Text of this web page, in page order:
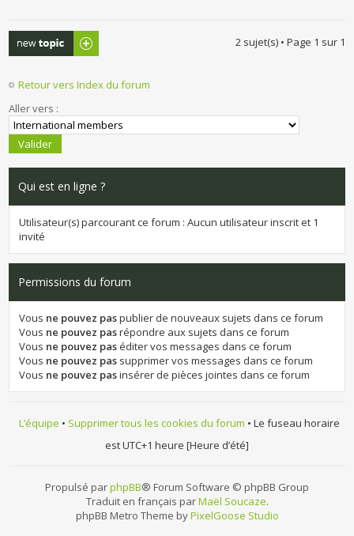
Publier un
nouveau sujet
2 sujet(s) • Page 1 sur 1
Retour vers Index du forum
Aller vers :
Qui est en ligne ?
Utilisateur(s) parcourant ce forum : Aucun utilisateur inscrit et 1
invité
Permissions du forum
Vous ne pouvez paspublier de nouveaux sujets dans ce forum
Vous ne pouvez pasrépondre aux sujets dans ce forum
Vous ne pouvez paséditer vos messages dans ce forum
Vous ne pouvez pas supprimer vos messages dans ce forum
Vous ne pouvez pasinsérer de pièces jointes dans ce forum
L’équipe • Supprimer tous les cookies du forum • Le fuseau horaire
est UTC+1 heure [Heure d’été]
Propulsé parphpBB® Forum Software © phpBB Group
Traduit en français parMaël Soucaze.
phpBB Metro Theme byPixelGoose Studio